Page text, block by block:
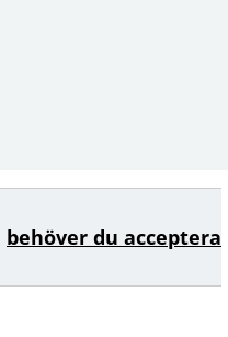
behöver du acceptera